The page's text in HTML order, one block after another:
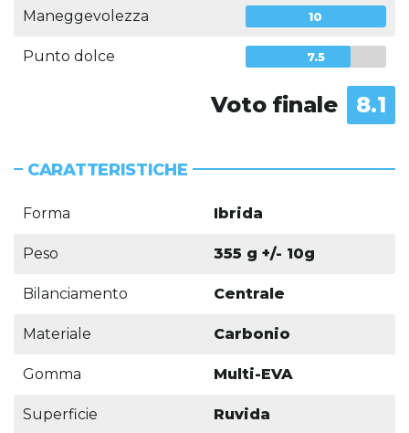
Maneggevolezza 10
Punto dolce 7.5
Voto finale 8.1
CARATTERISTICHE
Forma Ibrida
Peso 355 g +/- 10g
Bilanciamento Centrale
Materiale Carbonio
Gomma Multi-EVA
Superficie Ruvida